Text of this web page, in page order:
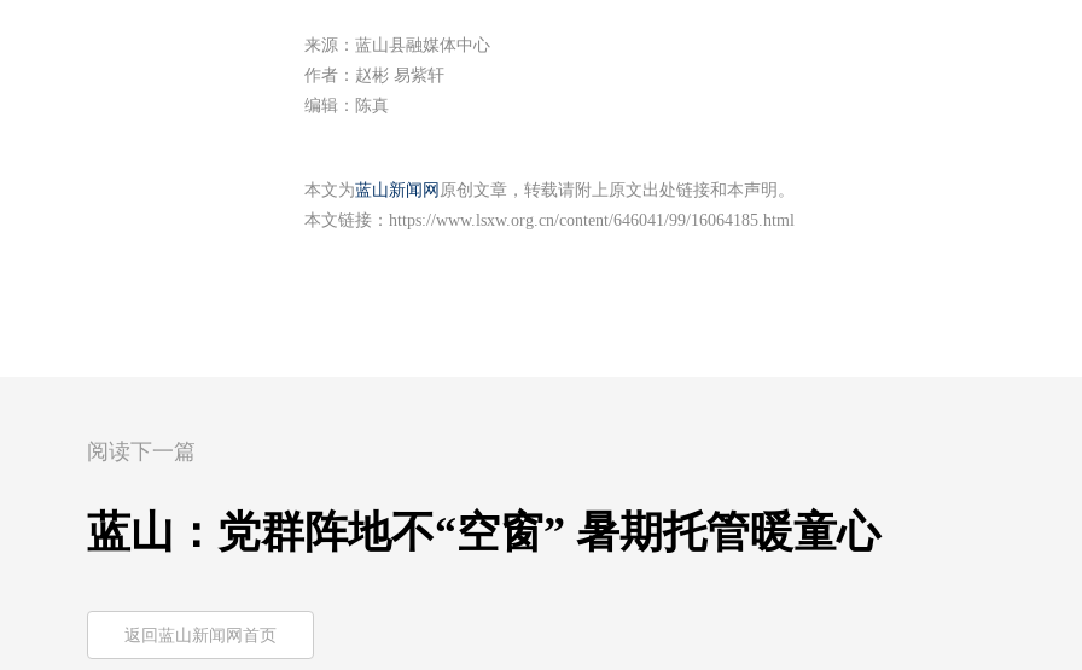
来源：蓝山县融媒体中心
作者：赵彬 易紫轩
编辑：陈真
本文为蓝山新闻网 原创文章，转载请附上原文出处链接和本声明。
本文链接： https://www.lsxw.org.cn/content/646041/99/16064185.html
阅读下一篇
蓝山：党群阵地不“空窗” 暑期托管暖童心
返回蓝山新闻网首页